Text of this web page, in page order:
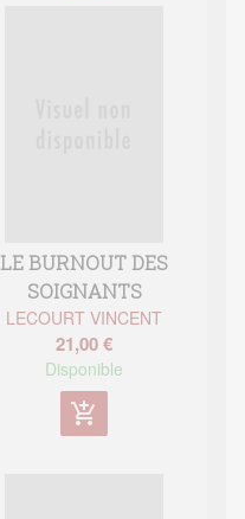
LE BURNOUT DES
SOIGNANTS
LECOURT VINCENT
21,00 €
Disponible
add_shopping_cart